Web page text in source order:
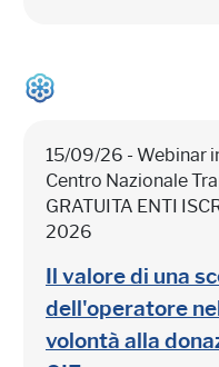
15/09/26 - Webinar
Centro Nazionale
GRATUITA ENTI
2026
Il valore di una
dell'operatore
volontà alla